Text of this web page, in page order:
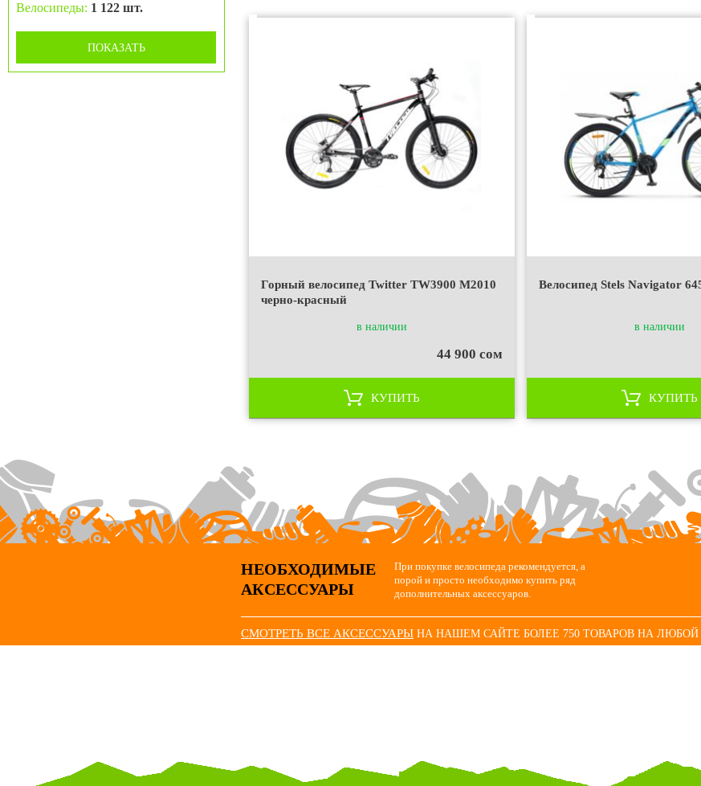
Велосипеды: 1 122 шт.
ПОКАЗАТЬ
Горный велосипед Twitter TW3900 M2010
черно-красный
в наличии
44 900 сом
КУПИТЬ
Велосипед Stels Navigator
в наличии
КУПИТЬ
НЕОБХОДИМЫЕ
АКСЕССУАРЫ
При покупке велосипеда рекомендуется, а
порой и просто необходимо купить ряд
дополнительных аксессуаров.
СМОТРЕТЬ ВСЕ АКСЕССУАРЫ НА НАШЕМ САЙТЕ БОЛЕЕ 750 ТОВАРОВ НА ЛЮБОЙ